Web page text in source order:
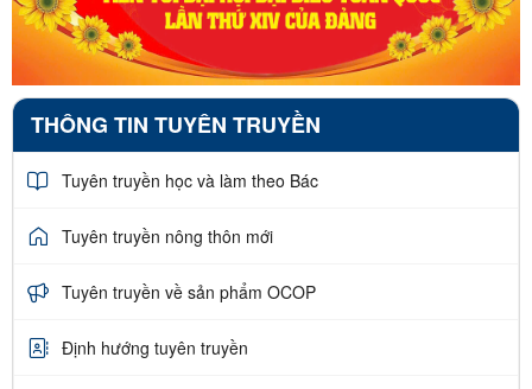
THÔNG TIN TUYÊN TRUYỀN
Tuyên truyền học và làm theo Bác
Tuyên truyền nông thôn mới
Tuyên truyền về sản phẩm OCOP
Định hướng tuyên truyền